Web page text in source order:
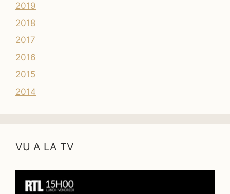
2019
2018
2017
2016
2015
2014
VU A LA TV
vidéo